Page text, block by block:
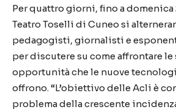
Per quattro giorni, fino a domenica
Teatro Toselli di Cuneo si
pedagogisti, giornalisti e
per discutere su come affrontare le
opportunità che le nuove
offrono. “L’obiettivo delle Acli è
problema della crescente